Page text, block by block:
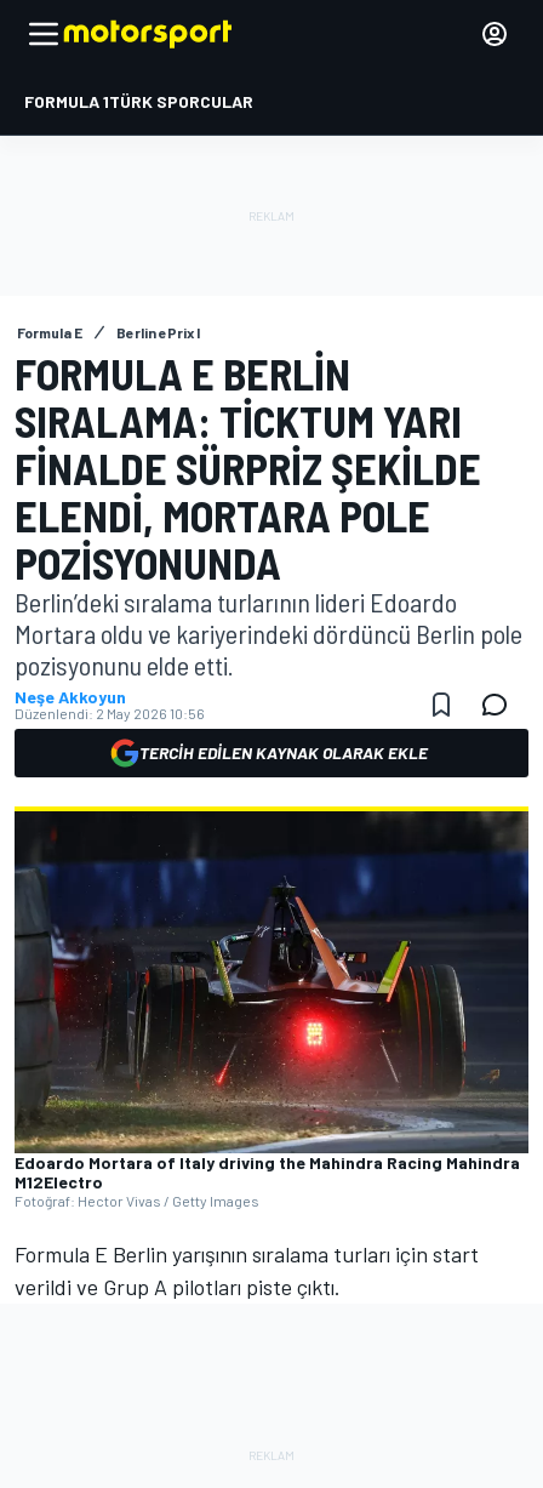
FORMULA 1TÜRK SPORCULAR
Formula E Berlin ePrix I
FORMULA E BERLIN
SIRALAMA: TICKTUM YARI
FINALDE SÜRPRIZ ŞEKILDE
ELENDI, MORTARA POLE
POZISYONUNDA
Berlin’deki sıralama turlarının lideri Edoardo
Mortara oldu ve kariyerindeki dördüncü Berlin pole
pozisyonunu elde etti.
Neşe Akkoyun
Düzenlendi: 2 May 2026 10:56
TERCIH EDILEN KAYNAK OLARAK EKLE
Edoardo Mortara of Italy driving the Mahindra Racing Mahindra
M12Electro
Fotoğraf: Hector Vivas / Getty Images
Formula E Berlin yarışının sıralama turları için start
verildi ve Grup A pilotları piste çıktı.